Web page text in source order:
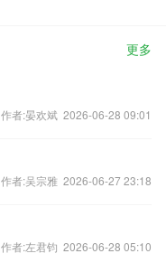
更多
作者:晏欢斌 2026-06-28 09:01
作者:吴宗雅 2026-06-27 23:18
作者:左君钧 2026-06-28 05:10